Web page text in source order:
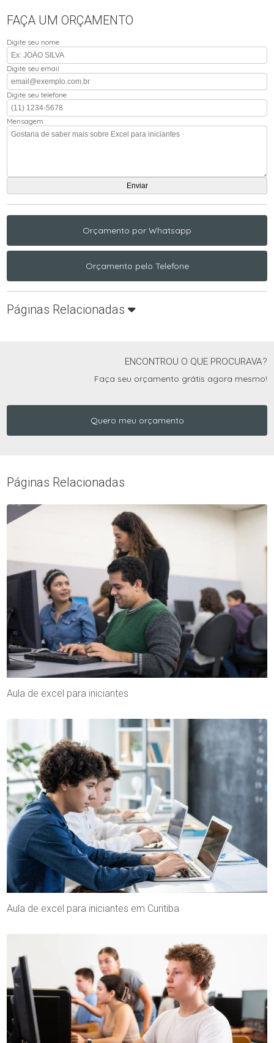
FAÇA UM ORÇAMENTO
Digite seu nome
Digite seu email
Digite seu telefone
Mensagem
Orçamento por Whatsapp
Orçamento pelo Telefone
Páginas Relacionadas
ENCONTROU O QUE PROCURAVA?
Faça seu orçamento grátis agora mesmo!
Quero meu orçamento
Páginas Relacionadas
Aula de excel para iniciantes
Aula de excel para iniciantes em Curitiba